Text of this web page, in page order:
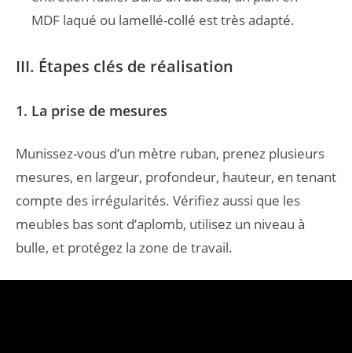
MDF laqué ou lamellé-collé est très adapté.
III. Étapes clés de réalisation
1. La prise de mesures
Munissez-vous d’un mètre ruban, prenez plusieurs
mesures, en largeur, profondeur, hauteur, en tenant
compte des irrégularités. Vérifiez aussi que les
meubles bas sont d’aplomb, utilisez un niveau à
bulle, et protégez la zone de travail.